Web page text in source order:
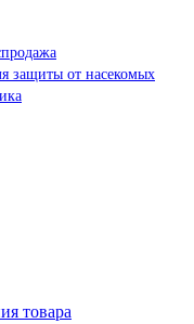
защиты от насекомых
товара